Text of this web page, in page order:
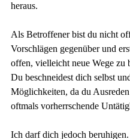
heraus.
Als Betroffener bist du nicht
Vorschlägen gegenüber und
offen, vielleicht neue Wege zu
Du beschneidest dich selbst
Möglichkeiten, da du
oftmals vorherrschende
Ich darf dich jedoch